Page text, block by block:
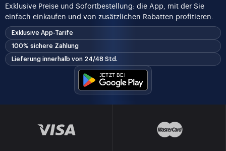
Exklusive Preise und Sofortbestellung: die App, mit der Sie
einfach einkaufen und von zusätzlichen Rabatten profitieren.
Exklusive App-Tarife
100% sichere Zahlung
Lieferung innerhalb von 24/48 Std.